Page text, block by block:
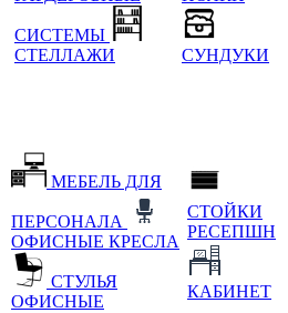
СИСТЕМЫ
СТЕЛЛАЖИ
СУНДУКИ
МЕБЕЛЬ ДЛЯ
ПЕРСОНАЛА
ОФИСНЫЕ КРЕСЛА
СТУЛЬЯ
ОФИСНЫЕ
СТОЙКИ
РЕСЕПШН
КАБИНЕТ